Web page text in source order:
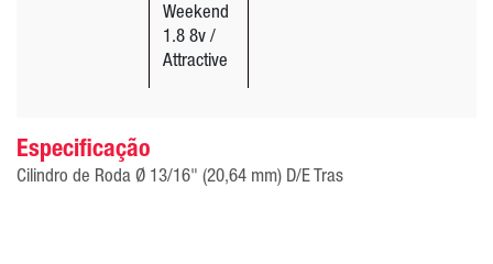
Weekend
1.8 8v /
Attractive
Especificação
Cilindro de Roda Ø 13/16" (20,64 mm) D/E Tras